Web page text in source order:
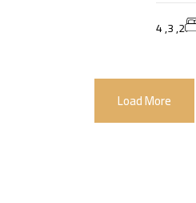
2, 3, 4
Load More